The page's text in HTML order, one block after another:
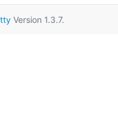
Version 1.3.7.